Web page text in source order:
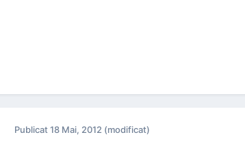
Publicat18 Mai, 2012 (modificat)